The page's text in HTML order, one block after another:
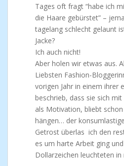
Tages oft fragt “habe ich
die Haare gebürstet” –
tagelang schlecht gelaunt
Jacke?
Ich auch nicht!
Aber holen wir etwas aus.
Liebsten Fashion-
vorigen Jahr in einem ihrer
beschrieb, dass sie sich
als Motivation, bliebt
hängen… der
Getrost überlas ich den
es um harte Arbeit ging
Dollarzeichen leuchteten in